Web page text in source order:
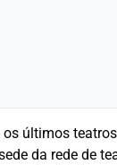
últimos
da rede de